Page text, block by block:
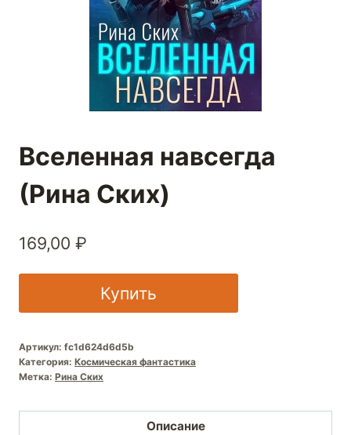
Вселенная навсегда
(Рина Ских)
169,00 ₽
Купить
Артикул: fc1d624d6d5b
Категория: Космическая фантастика
Метка: Рина Ских
Описание